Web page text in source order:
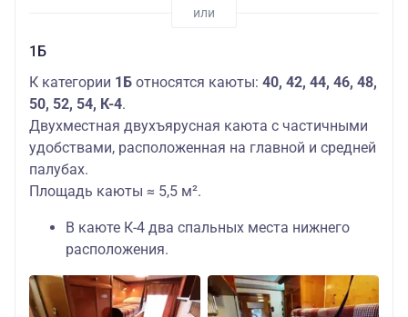
1Б
К категории 1Б относятся каюты: 40, 42, 44, 46, 48,
50, 52, 54, К-4.
Двухместная двухъярусная каюта с частичными
удобствами, расположенная на главной и средней
палубах.
Площадь каюты ≈ 5,5 м².
В каюте К-4 два спальных места нижнего
расположения.